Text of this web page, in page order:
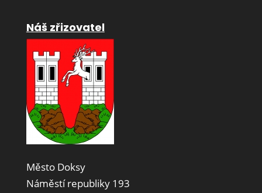
Náš zřizovatel
Město Doksy
Náměstí republiky 193